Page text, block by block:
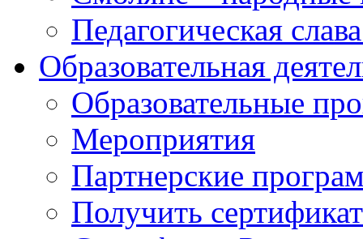
Педагогическая
Образовательная
Образовательные
Мероприятия
Партнерские
Получить сертификат